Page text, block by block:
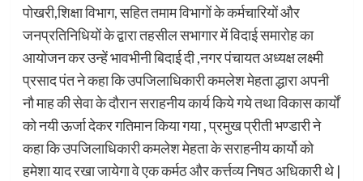
पोखरी,शिक्षा विभाग, सहित तमाम विभागों के कर्मचारियों और
जनप्रतिनिधियों के द्वारा तहसील सभागार में विदाई समारोह का
आयोजन कर उन्हें भावभीनी बिदाई दी ,नगर पंचायत अध्यक्ष लक्ष्मी
प्रसाद पंत ने कहा कि उपजिलाधिकारी कमलेश मेहता द्धारा अपनी
नौ माह की सेवा के दौरान सराहनीय कार्य किये गये तथा विकास कार्यों
को नयी ऊर्जा देकर गतिमान किया गया , प्रमुख प्रीती भण्डारी ने
कहा कि उपजिलाधिकारी कमलेश मेहता के सराहनीय कार्यो को
हमेशा याद रखा जायेगा वे एक कर्मठ और कर्त्तव्य निषठ अधिकारी थे |